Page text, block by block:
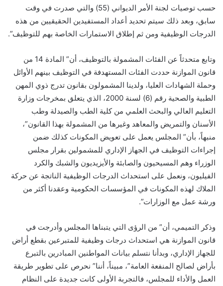
حسب توصيات لجنة الأمر الديواني (55) والتي صدرت في وقت
سابق، وبعد ذلك سيتم تحديد أعداد المستفيدين الحقيقيين من هذه
الدرجات الوظيفية ومن ثم إطلاق الاستمارات الخاصة بهم للتوظيف”.
وتابع متحدثاً عن الفئات المشمولة بالتوظيف، أن” المادة 14 من
قانون الموازنة حددت الفئات المستهدفة في التوظيف بينهم الأوائل
وحملة الشهادات العليا، ولدينا المشمولون بقانون تدرج ذوي المهن
الطبية والصحية رقم (6) لسنة 2000، الذي يتعلق بمخرجات وزارة
التعليم العالي والبحث العلمي من كلية الطب والصيدلة وطب
الأسنان والتمريض والمعاهد وغيرها من المشمولة بهذا القانون”،
منبهاً، بأن” المجلس يعمل على تعويض المكونات كذلك ضمن
إجراءات التوظيف في الجهاز الإداري للمشمولين بقرار مجلس
الوزراء وهم المسيحيون والصابئة والأيزيديون والشبك والكرد
الفيليون، ونعمل على استحداث الدرجات الوظيفية الناتجة عن حركة
الملاك لهذه المكونات في المؤسسات الحكومية وعقدنا أكثر من
ورشة عمل مع الوزارات”.
وذكر التميمي، أن” من الرؤى التي يتبناها المجلس وأدرجت في
قانون الموازنة هي استحداث درجات وظيفية للمتبرعين بقطع أراض
للجهاز الإداري، وبدأنا نتسلم بيانات المواطنين المبادرين بالتبرع
بأراض لصالح المنفعة العامة”، مبيناً، أننا” نحرص على تطوير طريقة
العمل والأداء للمجلس، فالتجربة الأولى كانت جديدة على النظام